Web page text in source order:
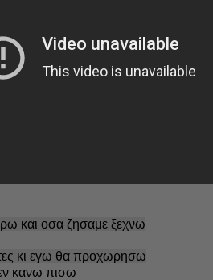
και οσα ζησαμε ξεχνω
κι εγω θα προχωρησω
κανω πισω